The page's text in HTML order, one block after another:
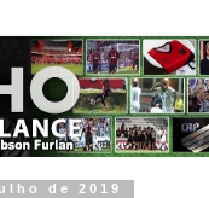
de 2019